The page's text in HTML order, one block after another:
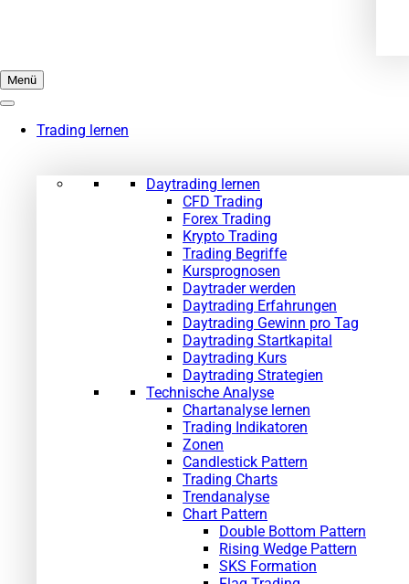
Menü
Trading lernen
Daytrading lernen
CFD Trading
Forex Trading
Krypto Trading
Trading Begriffe
Kursprognosen
Daytrader werden
Daytrading Erfahrungen
Daytrading Gewinn pro Tag
Daytrading Startkapital
Daytrading Kurs
Daytrading Strategien
Technische Analyse
Chartanalyse lernen
Trading Indikatoren
Zonen
Candlestick Pattern
Trading Charts
Trendanalyse
Chart Pattern
Double Bottom Pattern
Rising Wedge Pattern
SKS Formation